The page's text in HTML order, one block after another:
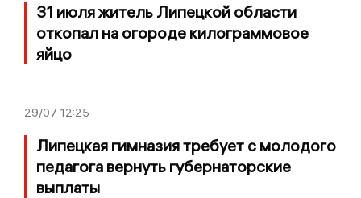
31 июля житель Липецкой области
откопал на огороде килограммовое
яйцо
29/07 12:25
Липецкая гимназия требует с молодого
педагога вернуть губернаторские
выплаты